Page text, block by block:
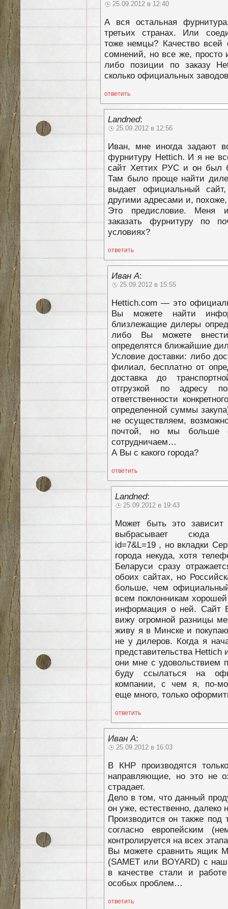
25.09.2012 в 12:40
А вся остальная
третьих странах. Или
тоже немцы? Качество всей
сомнений, но все же, просто
либо позиции по заказу
сколько официальных
ответить
Landned:
25.09.2012 в 12:56
Иван, мне иногда задают
фурнитуру Hettich. И я не
сайт Хеттих РУС и он был
Там было проще найти
выдает официальный
другими адресами и,
Это предисловие. Меня
заказать фурнитуру по
условиях?
ответить
Иван А:
25.09.2012 в 15:55
Hettich.com — это
Вы можете найти
близлежащие дилеры
либо Вы можете
определятся ближайшие
Условие доставки: либо
филиал, бесплатно от
доставка до
отгрузкой по адресу
ответственности
определенной суммы
не осуществляем,
почтой, но мы больше с
сотрудничаем…
А Вы с какого города?
ответить
Landned:
25.09.2012 в 19:43
Может быть это зависит
выбрасывает сюда
id=7&L=19 , но вкладки
города некуда, хотя
Беларуси сразу
обоих сайтах, но
больше, чем
всем поклонникам
информация о ней. Сайт
вижу огромной разницы
живу я в Минске и
не у дилеров. Когда я
представительства
они мне с удовольствием
буду ссылаться на
компании, с чем я, по-
еще много, только
ответить
Иван А:
25.09.2012 в 16:03
В КНР производятся
направляющие, но это не
страдает.
Дело в том, что данный
он уже, естественно, далеко
Производится он также под
согласно европейским
контролируется на всех
Вы можете сравнить ящик
(SAMET или BOYARD) с
в качестве стали и
особых проблем…
ответить